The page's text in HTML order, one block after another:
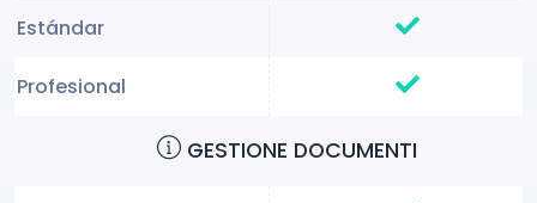
GESTIONE DOCUMENTI